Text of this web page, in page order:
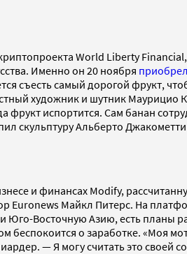
World Liberty
Именно он 20 ноября приобрел
съесть самый дорогой фрукт,
художник и шутник
фрукт испортится. Сам банан
скульптуру Альберто Джакометти
и финансах Modify,
Майкл Питерс. На
Юго-Восточную Азию, есть
беспокоится о заработке. «Моя
— Я могу считать это своей